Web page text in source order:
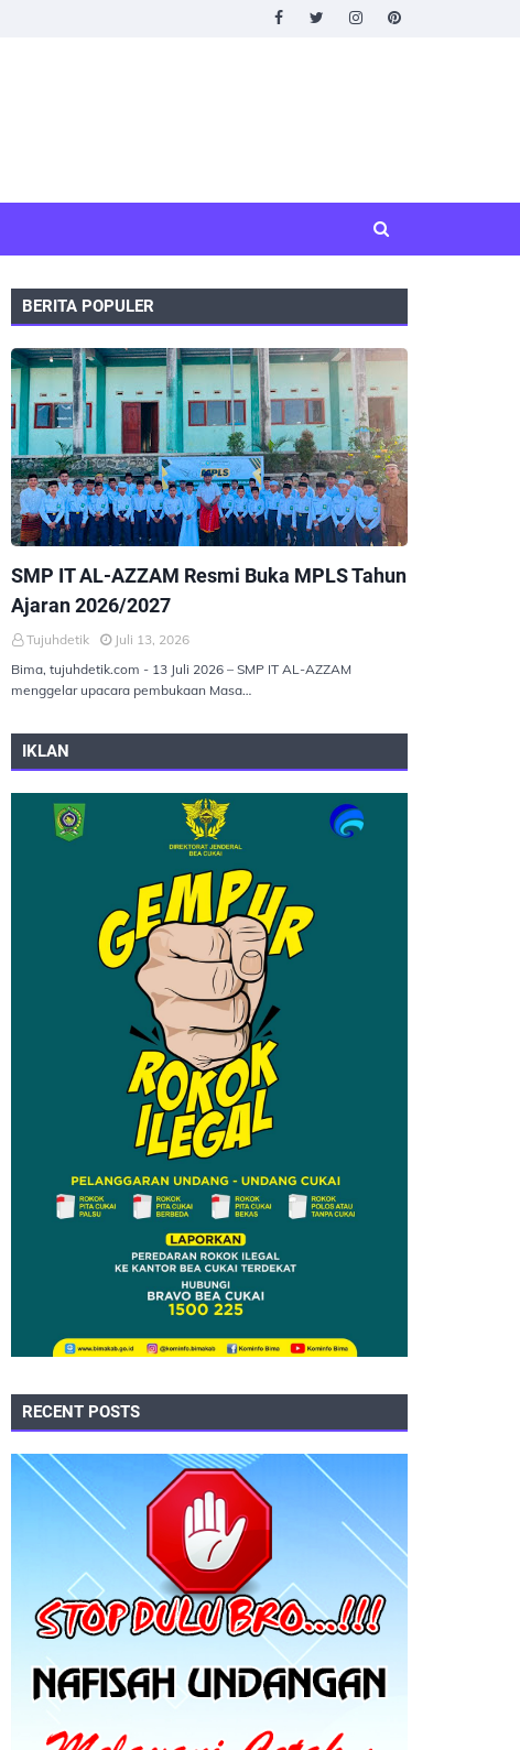
BERITA POPULER
SMP IT AL-AZZAM Resmi Buka MPLS Tahun
Ajaran 2026/2027
Tujuhdetik
Juli 13, 2026
Bima, tujuhdetik.com - 13 Juli 2026 – SMP IT AL-AZZAM
menggelar upacara pembukaan Masa…
IKLAN
RECENT POSTS